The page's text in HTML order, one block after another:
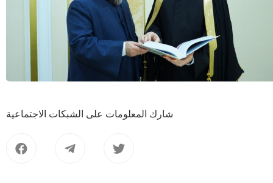
شارك المعلومات على الشبكات الاجتماعية